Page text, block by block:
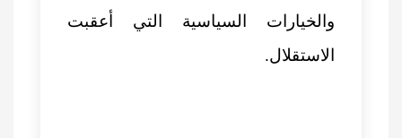
والخيارات السياسية التي أعقبت
الاستقلال.